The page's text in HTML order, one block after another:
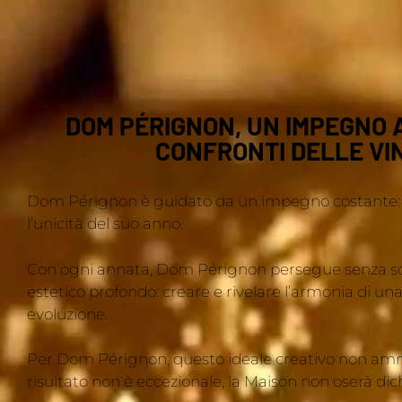
DOM PÉRIGNON, UN IMPEGNO
CONFRONTI DELLE
Dom Pérignon è guidato da un impegno
l’unicità del suo anno.
Con ogni annata, Dom Pérignon persegue senza
estetico profondo: creare e rivelare l’armonia di
evoluzione.
Per Dom Pérignon, questo ideale creativo non
risultato non è eccezionale, la Maison non oserà